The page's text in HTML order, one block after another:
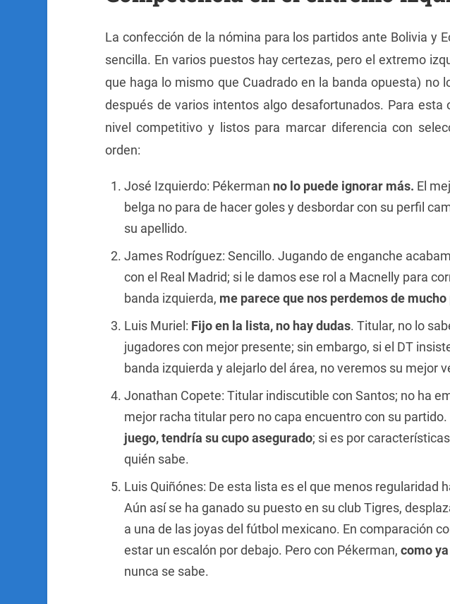
La confección de la nómina para los partidos ante Bolivia y
sencilla. En varios puestos hay certezas, pero el extremo
que haga lo mismo que Cuadrado en la banda opuesta) no
después de varios intentos algo desafortunados. Para esta
nivel competitivo y listos para marcar diferencia con
orden:
José Izquierdo: Pékerman no lo puede ignorar más. El
belga no para de hacer goles y desbordar con su perfil
su apellido.
James Rodríguez: Sencillo. Jugando de enganche
con el Real Madrid; si le damos ese rol a Macnelly para
banda izquierda, me parece que nos perdemos de
Luis Muriel: Fijo en la lista, no hay dudas. Titular, no lo
jugadores con mejor presente; sin embargo, si el DT
banda izquierda y alejarlo del área, no veremos su mejor
Jonathan Copete: Titular indiscutible con Santos; no ha
mejor racha titular pero no capa encuentro con su partido.
juego, tendría su cupo asegurado; si es por
quién sabe.
Luis Quiñónes: De esta lista es el que menos regularidad
Aún así se ha ganado su puesto en su club Tigres,
a una de las joyas del fútbol mexicano. En comparación
estar un escalón por debajo. Pero con Pékerman, como
nunca se sabe.